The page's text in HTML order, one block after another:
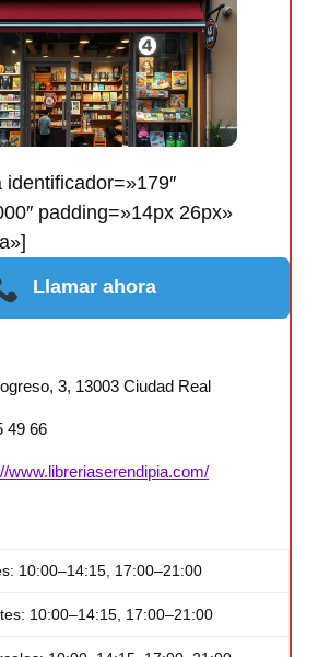
identificador=»179″
padding=»14px 26px»
Llamar ahora
3, 13003 Ciudad Real
49 66
www.libreriaserendipia.com/
10:00–14:15, 17:00–21:00
10:00–14:15, 17:00–21:00